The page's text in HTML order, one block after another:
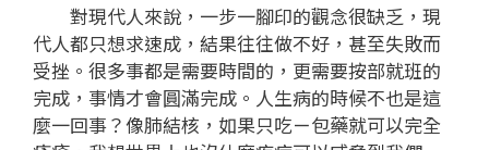
對現代人來說，一步一腳印的觀念很缺乏，現
代人都只想求速成，結果往往做不好，甚至失敗而
受挫。很多事都是需要時間的，更需要按部就班的
完成，事情才會圓滿完成。人生病的時候不也是這
麼一回事？像肺結核，如果只吃ㄧ包藥就可以完全